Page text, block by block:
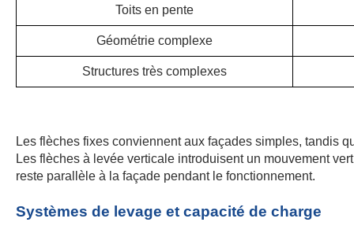
Toits en pente
Géométrie complexe
Structures très complexes
Les flèches fixes conviennent aux façades simples, tandis
Les flèches à levée verticale introduisent un mouvement
reste parallèle à la façade pendant le fonctionnement.
Systèmes de levage et capacité de charge